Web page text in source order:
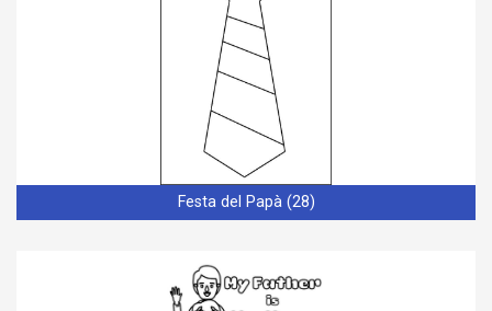
Festa del Papà (28)